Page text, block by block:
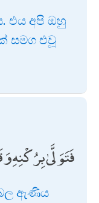
එය අපි ඔහු
සමග එවූ
فَتَوَلَّىٰ بِرُكْنِهِ
ඇණිය